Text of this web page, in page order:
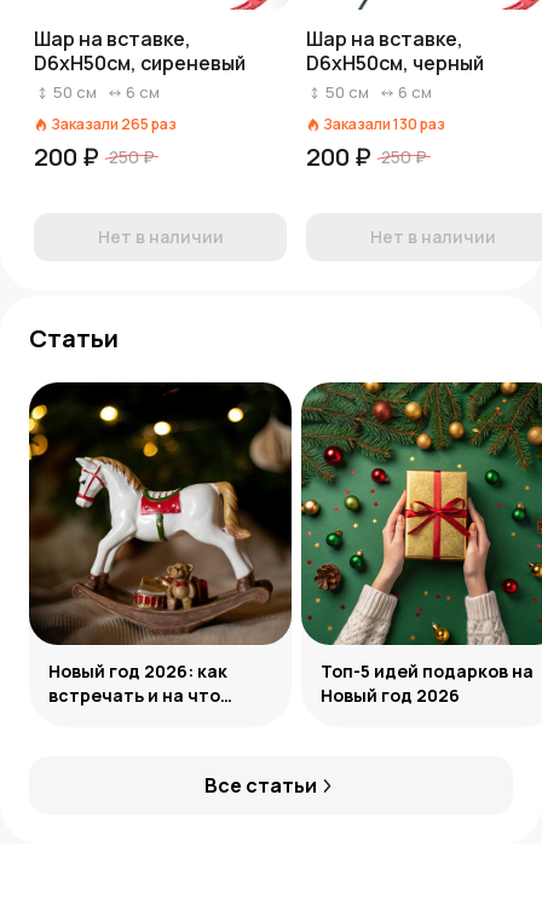
Шар на вставке,
D6xH50см, сиреневый
50 см 6 см
Заказали 265раз
200 ₽ 250 ₽
Нет в наличии
Шар на вставке,
D6xH50см, черный
50 см 6 см
Заказали130раз
200 ₽ 250 ₽
Нет в наличии
Статьи
Все статьи
Новый год 2026: как
встречать и на что
Топ-5 идей подарков на
Новый год 2026